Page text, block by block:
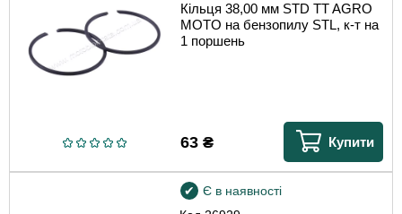
Кільця 38,00 мм STD TT AGRO
MOTO на бензопилу STL, к-т на
1 поршень
63₴ Купити
Є в наявності